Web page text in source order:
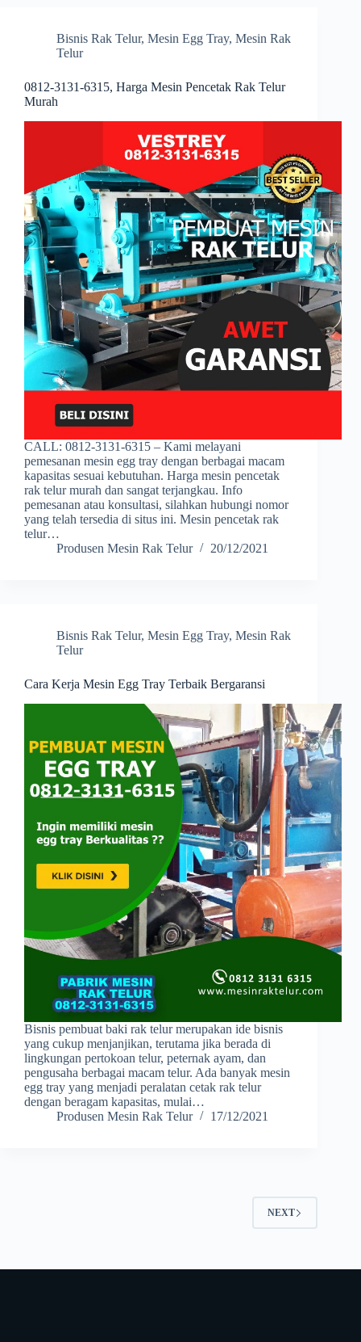
Bisnis Rak Telur, Mesin Egg Tray, Mesin Rak
Telur
0812-3131-6315, Harga Mesin Pencetak Rak Telur
Murah
CALL: 0812-3131-6315 – Kami melayani
pemesanan mesin egg tray dengan berbagai macam
kapasitas sesuai kebutuhan. Harga mesin pencetak
rak telur murah dan sangat terjangkau. Info
pemesanan atau konsultasi, silahkan hubungi nomor
yang telah tersedia di situs ini. Mesin pencetak rak
telur…
Produsen Mesin Rak Telur
20/12/2021
Bisnis Rak Telur, Mesin Egg Tray, Mesin Rak
Telur
Cara Kerja Mesin Egg Tray Terbaik Bergaransi
Bisnis pembuat baki rak telur merupakan ide bisnis
yang cukup menjanjikan, terutama jika berada di
lingkungan pertokoan telur, peternak ayam, dan
pengusaha berbagai macam telur. Ada banyak mesin
egg tray yang menjadi peralatan cetak rak telur
dengan beragam kapasitas, mulai…
Produsen Mesin Rak Telur
17/12/2021
NEXT